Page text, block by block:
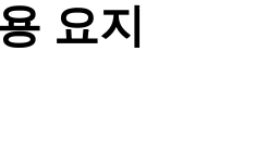
요지